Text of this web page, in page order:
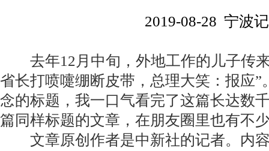
2019-08-28 宁波
去年12月中旬，外地工作的儿子传来
省长打喷嚏绷断皮带，总理大笑：报应
念的标题，我一口气看完了这篇长达数
篇同样标题的文章，在朋友圈里也有不
文章原创作者是中新社的记者。内容